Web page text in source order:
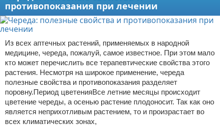
противопоказания при лечении
Из всех аптечных растений, применяемых в народной
медицине, череда, пожалуй, самое известное. При этом мало
кто может перечислить все терапевтические свойства этого
растения. Несмотря на широкое применение, череда
полезные свойства и противопоказания разделяет
поровну.Период цветенияВсе летние месяцы происходит
цветение череды, а осенью растение плодоносит. Так как оно
является неприхотливым растением, то и произрастает во
всех климатических зонах,